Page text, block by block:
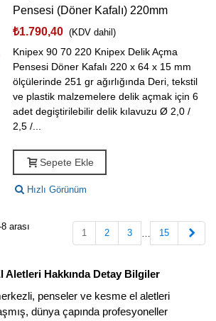
Pensesi (Döner Kafalı) 220mm
₺1.790,40 (KDV dahil)
Knipex 90 70 220 Knipex Delik Açma
Pensesi Döner Kafalı 220 x 64 x 15 mm
ölçülerinde 251 gr ağırlığında Deri, tekstil
ve plastik malzemelere delik açmak için 6
adet degiştirilebilir delik kılavuzu Ø 2,0 /
2,5 /...
Sepete Ekle
Hızlı Görünüm
arası
1 2 3 15
Aletleri Hakkında Detay Bilgiler
penseler ve kesme el aletleri
dünya çapında profesyoneller